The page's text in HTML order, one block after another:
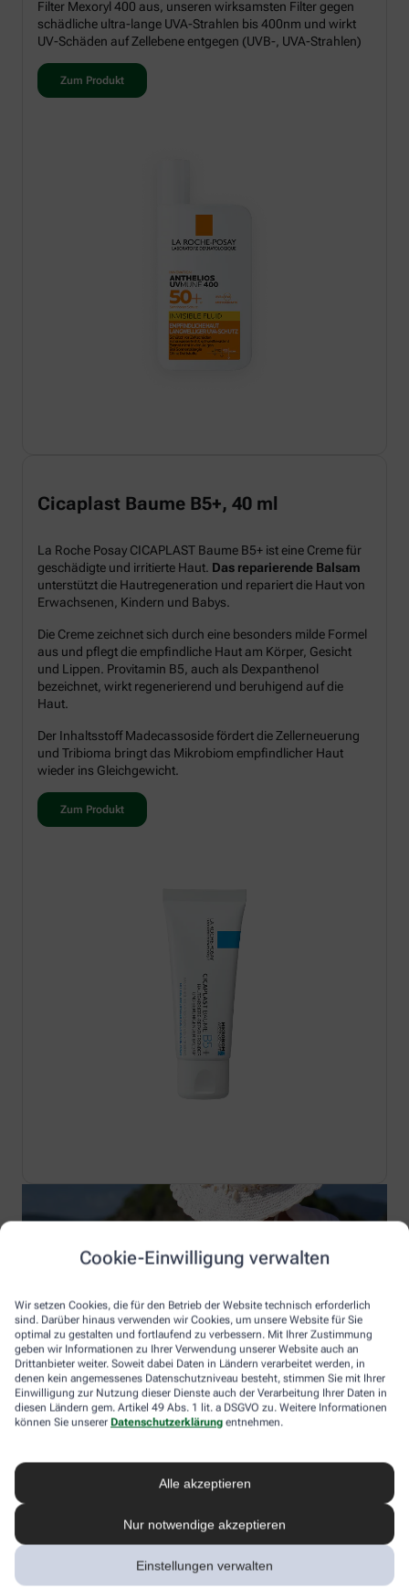
Cookie-Einwilligung verwalten
Wir setzen Cookies, die für den Betrieb der Website technisch erforderlich
sind. Darüber hinaus verwenden wir Cookies, um unsere Website für Sie
optimal zu gestalten und fortlaufend zu verbessern. Mit Ihrer Zustimmung
geben wir Informationen zu Ihrer Verwendung unserer Website auch an
Drittanbieter weiter. Soweit dabei Daten in Ländern verarbeitet werden, in
denen kein angemessenes Datenschutzniveau besteht, stimmen Sie mit Ihrer
Einwilligung zur Nutzung dieser Dienste auch der Verarbeitung Ihrer Daten in
diesen Ländern gem. Artikel 49 Abs. 1 lit. a DSGVO zu. Weitere Informationen
können Sie unserer Datenschutzerklärung entnehmen.
Alle akzeptieren
Nur notwendige akzeptieren
Einstellungen verwalten
Filter Mexoryl 400 aus, unseren wirksamsten Filter gegen
schädliche ultra-lange UVA-Strahlen bis 400nm und wirkt
UV-Schäden auf Zellebene entgegen (UVB-, UVA-Strahlen)
Zum Produkt
Cicaplast Baume B5+, 40 ml
La Roche Posay CICAPLAST Baume B5+ ist eine Creme für
geschädigte und irritierte Haut. Das reparierende Balsam
unterstützt die Hautregeneration und repariert die Haut von
Erwachsenen, Kindern und Babys.
Die Creme zeichnet sich durch eine besonders milde Formel
aus und pflegt die empfindliche Haut am Körper, Gesicht
und Lippen. Provitamin B5, auch als Dexpanthenol
bezeichnet, wirkt regenerierend und beruhigend auf die
Haut.
Der Inhaltsstoff Madecassoside fördert die Zellerneuerung
und Tribioma bringt das Mikrobiom empfindlicher Haut
wieder ins Gleichgewicht.
Zum Produkt